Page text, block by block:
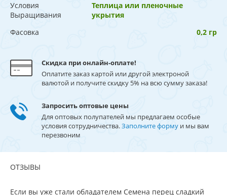
Условия
Выращивания
Теплица или пленочные
укрытия
Фасовка
0,2 гр
Скидка при онлайн-оплате!
Оплатите заказ картой или другой электроной
валютой и получите скидку 5% на всю сумму заказа!
Запросить оптовые цены
Для оптовых полупателей мы предлагаем особые
условия сотрудничества.Заполните форму и мы вам
перезвоним
ОТЗЫВЫ
Если вы уже стали обладателем Семена перец сладкий